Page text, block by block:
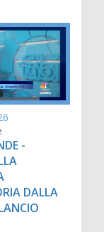
-
DALLA